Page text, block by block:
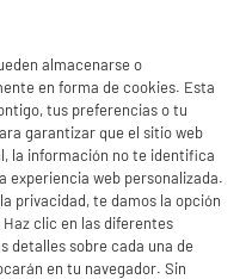
btn
WAHL Color pro + Pack
almacenarse o
en forma de cookies. Esta
tus preferencias o tu
garantizar que el sitio web
la información no te identifica
web personalizada.
privacidad, te damos la opción
clic en las diferentes
detalles sobre cada una de
en tu navegador. Sin